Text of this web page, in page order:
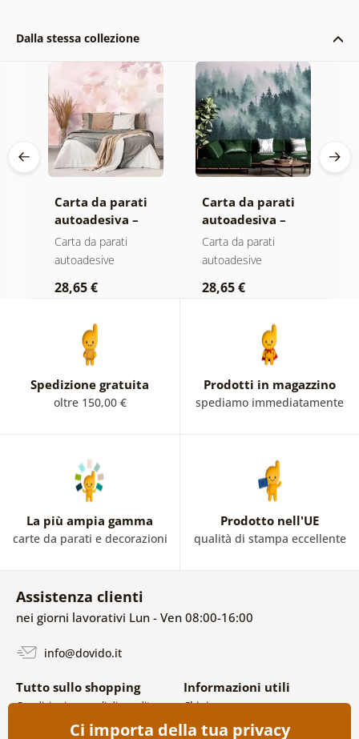
Dalla stessa collezione
Carta da parati
autoadesiva –
Foglie con
sfumatura
Carta da parati
autoadesive
28,65 €
Carta da parati
autoadesiva –
Foresta nella
nebbia
Carta da parati
autoadesive
28,65 €
Spedizione gratuita
oltre 150,00 €
Prodotti in magazzino
spediamo immediatamente
La più ampia gamma
carte da parati e decorazioni
Prodotto nell'UE
qualità di stampa eccellente
Assistenza clienti
nei giorni lavorativi Lun - Ven 08:00-16:00
info@dovido.it
Tutto sullo shopping
Condizioni generali di vendita e
Informazioni utili
Chi siamo
FAQ
Ci importa della tua privacy